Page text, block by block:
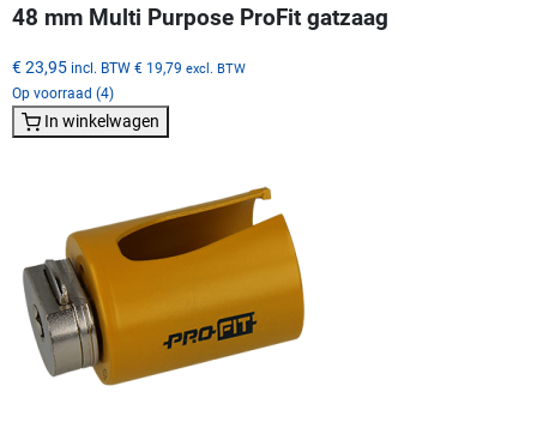
48 mm Multi Purpose ProFit gatzaag
€ 23,95 incl. BTW € 19,79 excl. BTW
Op voorraad (4)
In winkelwagen